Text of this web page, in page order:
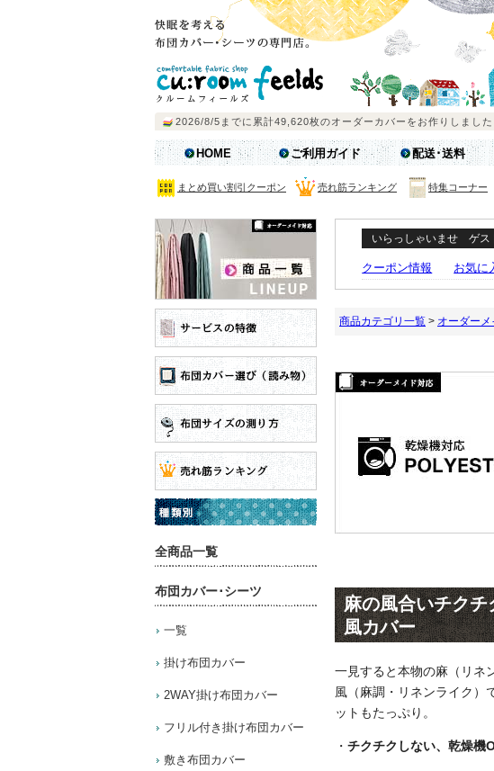
HOME ご利用ガイド 配送･送料
まとめ買い割引クーポン 売れ筋ランキング 特集コーナー
全商品一覧
布団カバー･シーツ
一覧
掛け布団カバー
2WAY掛け布団カバー
フリル付き掛け布団カバー
敷き布団カバー
いらっしゃいませ ゲス
クーポン情報 お気に
商品カテゴリ一覧 > オーダー
麻の風合いチク
風カバー
一見すると本物の麻（リネ
風（麻調・リネンライク）
ットもたっぷり。
・ チクチクしない、乾燥機